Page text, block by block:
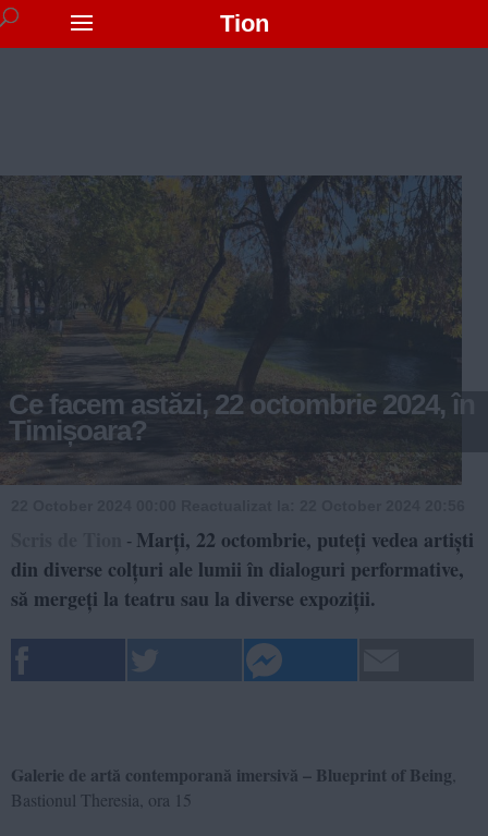
Tion
Ce facem astăzi, 22 octombrie 2024, în
Timișoara?
- Marți, 22 octombrie, puteți vedea artiști
din diverse colțuri ale lumii în dialoguri performative,
să mergeți la teatru sau la diverse expoziții.
Galerie de artă contemporană imersivă – Blueprint of Being
Bastionul Theresia, ora 15